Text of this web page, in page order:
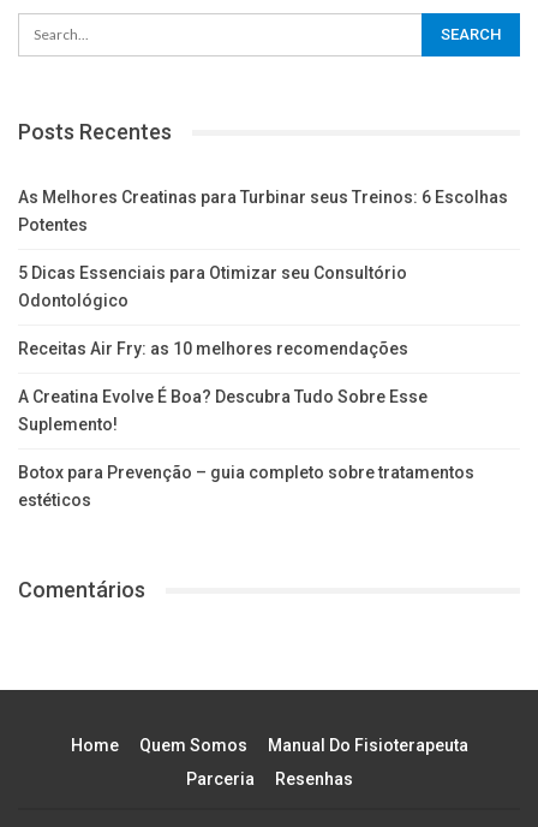
Posts Recentes
As Melhores Creatinas para Turbinar seus Treinos: 6 Escolhas
Potentes
5 Dicas Essenciais para Otimizar seu Consultório
Odontológico
Receitas Air Fry: as 10 melhores recomendações
A Creatina Evolve É Boa? Descubra Tudo Sobre Esse
Suplemento!
Botox para Prevenção – guia completo sobre tratamentos
estéticos
Comentários
Home Quem Somos
Manual Do Fisioterapeuta
Parceria
Resenhas